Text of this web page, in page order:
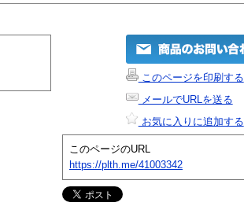
このページを印刷する
メールでURLを送る
お気に入りに追加する
このページのURL
https://plth.me/41003342